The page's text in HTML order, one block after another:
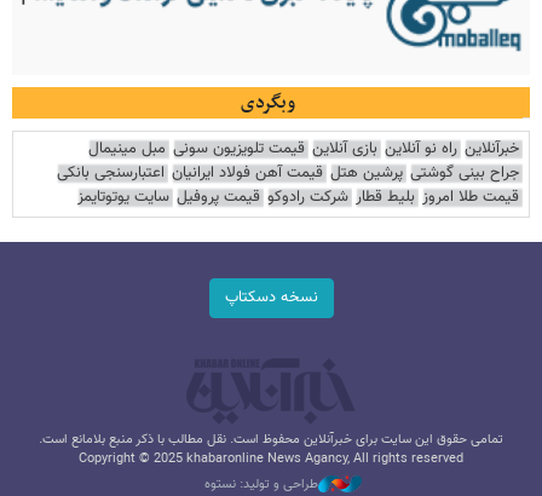
وبگردی
خبرآنلاین راه نو آنلاین بازی آنلاین قیمت تلویزیون سونی مبل مینیمال
جراح بینی گوشتی پرشین هتل قیمت آهن فولاد ایرانیان اعتبارسنجی بانکی
قیمت طلا امروز بلیط قطار شرکت رادوکو قیمت پروفیل سایت یوتوتایمز
نسخه دسکتاپ
تمامی حقوق این سایت برای خبرآنلاین محفوظ است. نقل مطالب با ذکر منبع بلامانع است.
Copyright © 2025 khabaronline News Agancy, All rights reserved
طراحی و تولید: نستوه